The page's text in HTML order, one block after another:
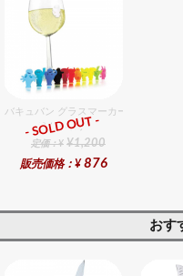
バキュバン グラスマーカー（12ヶ入）
総合ﾗﾝｷﾝｸﾞ
定価：¥ ¥1,200
販売価格：¥ 876
- SOLD OUT -
おす